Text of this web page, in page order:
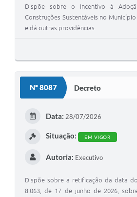
Dispõe sobre o Incentivo à
Construções Sustentáveis no Município
e dá outras providências
Nº 8087 Decreto
Data: 28/07/2026
Situação: EM VIGOR
Autoria: Executivo
Dispõe sobre a retificação da data
8.063, de 17 de junho de 2026,